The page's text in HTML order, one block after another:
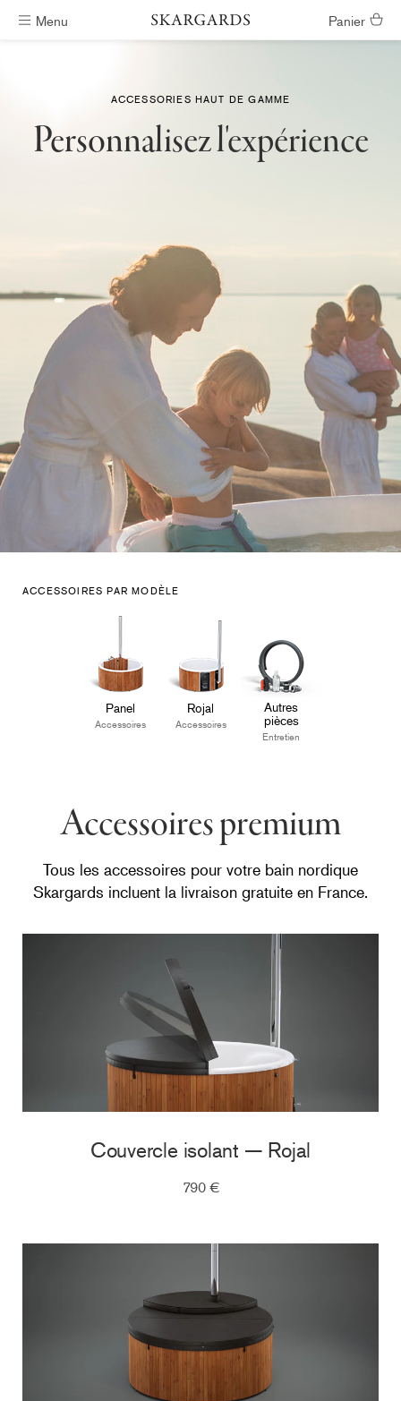
Menu Livraison gratuite Panier
ACCESSORIES HAUT DE GAMME
Personnalisez l'expérience
ACCESSOIRES PAR MODÈLE
Panel
Accessoires
Rojal
Accessoires
Autres
pièces
Entretien
Accessoires premium
Tous les accessoires pour votre bain nordique
Skargards incluent la livraison gratuite en France.
Couvercle isolant — Rojal
790 €